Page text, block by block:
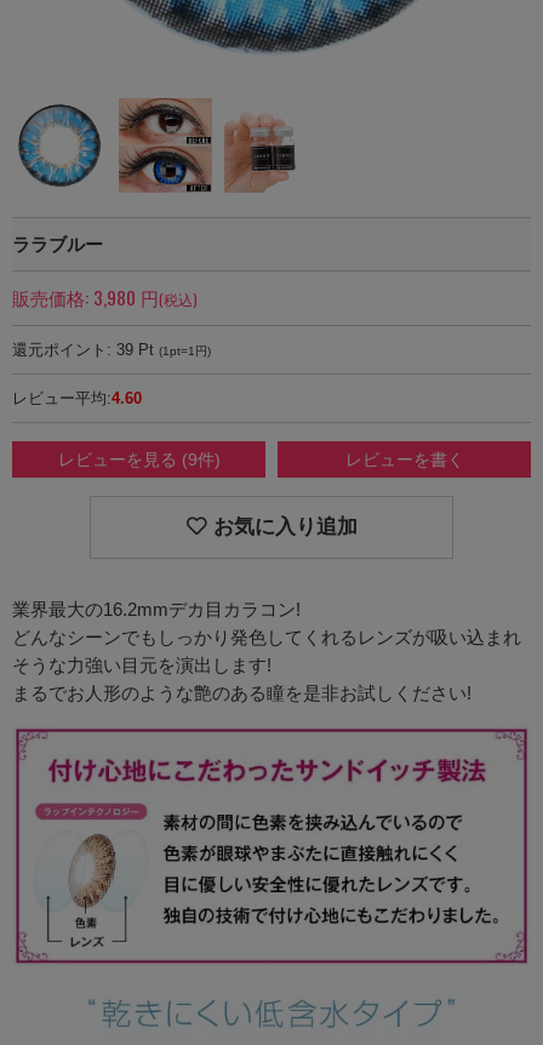
ララブルー
販売価格: 3,980 円(税込)
還元ポイント: 39 Pt (1pt=1円)
レビュー平均:4.60
レビューを見る (9件) レビューを書く
お気に入り追加
業界最大の16.2mmデカ目カラコン!
どんなシーンでもしっかり発色してくれるレンズが吸い込まれ
そうな力強い目元を演出します!
まるでお人形のような艶のある瞳を是非お試しください!